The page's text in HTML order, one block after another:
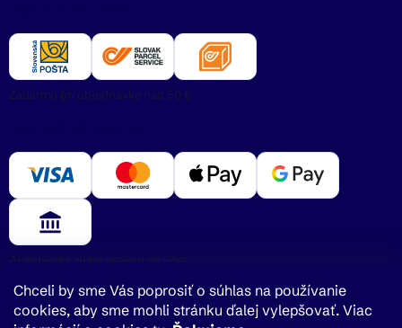
Chceli by sme Vás poprosiť o súhlas na používanie
cookies, aby sme mohli stránku ďalej vylepšovať. Viac
Zadarmo pri objednávke nad 50 €
Aj dobierka alebo prevod na účet